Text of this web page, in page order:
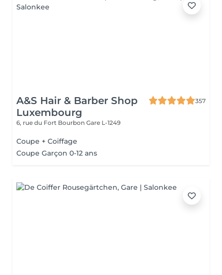
A&S Hair & Barber Shop
Luxembourg
357
6, rue du Fort Bourbon Gare L-1249
Coupe + Coiffage
Coupe Garçon 0-12 ans